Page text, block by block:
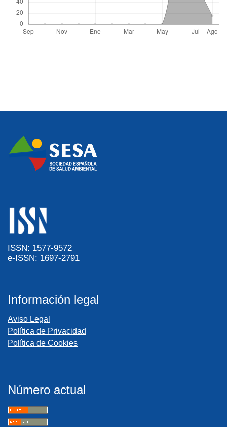
ISSN: 1577-9572
e-ISSN: 1697-2791
Información legal
Aviso Legal
Política de Privacidad
Política de Cookies
Número actual